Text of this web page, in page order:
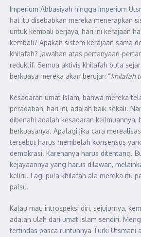
Imperium Abbasiyah hingga imperium
hal itu disebabkan mereka menerapkan
untuk kembali berjaya, hari ini kerajaan
kembali? Apakah sistem kerajaan sama
khilafah? Jawaban atas pertanyaan-
reduktif. Semua aktivis khilafah buta
berkuasa mereka akan berujar: “khilafah
Kesadaran umat Islam, bahwa mereka
peradaban, hari ini, adalah baik sekali.
dibenahi adalah kesadaran keilmuannya,
berkuasanya. Apalagi jika cara
tersebut harus membelah konsensus
demokrasi. Karenanya harus ditentang.
kejayaannya yang harus dilawan,
keliru. Lagi pula khilafah ala mereka itu
palsu.
Kalau mau introspeksi diri, sejujurnya,
adalah ulah dari umat Islam sendiri.
tertindas pasca runtuhnya Turki Utsmani